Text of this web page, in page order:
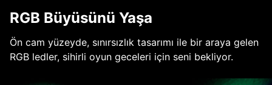
RGB Büyüsünü Yaşa
Ön cam yüzeyde, sınırsızlık tasarımı ile bir araya gelen
RGB ledler, sihirli oyun geceleri için seni bekliyor.